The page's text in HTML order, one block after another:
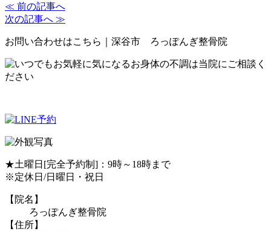
≪ 前の記事へ
次の記事へ ≫
お問い合わせはこちら｜深谷市 ろっぽんぎ整骨院
★土曜日[完全予約制]：9時～18時まで
※定休日/日曜日・祝日
【院名】
ろっぽんぎ整骨院
【住所】